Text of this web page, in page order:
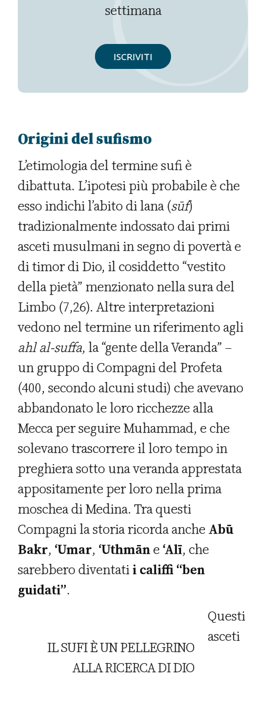
settimana
ISCRIVITI
Origini del sufismo
L’etimologia del termine sufi è
dibattuta. L’ipotesi più probabile è che
esso indichi l’abito di lana (sūf)
tradizionalmente indossato dai primi
asceti musulmani in segno di povertà e
di timor di Dio, il cosiddetto “vestito
della pietà” menzionato nella sura del
Limbo (7,26). Altre interpretazioni
vedono nel termine un riferimento agli
ahl al-suffa, la “gente della Veranda” –
un gruppo di Compagni del Profeta
(400, secondo alcuni studi) che avevano
abbandonato le loro ricchezze alla
Mecca per seguire Muhammad, e che
solevano trascorrere il loro tempo in
preghiera sotto una veranda apprestata
appositamente per loro nella prima
moschea di Medina. Tra questi
Compagni la storia ricorda ancheAbū
Bakr, ‘Umar, ‘Uthmāne‘Alī, che
sarebbero diventatii califfi “ben
guidati”.
IL SUFI È UN PELLEGRINO
ALLA RICERCA DI DIO
Questi
asceti